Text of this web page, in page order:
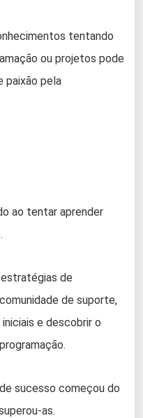
tentando
ou projetos pode
paixão pela
ao tentar aprender
de
de suporte,
e descobrir o
sucesso começou do
as.